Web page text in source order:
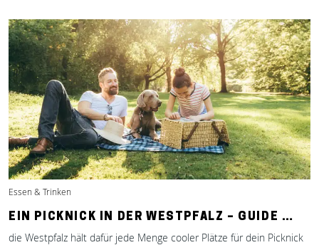
Essen & Trinken
EIN PICKNICK IN DER WESTPFALZ – GUIDE …
die Westpfalz hält dafür jede Menge cooler Plätze für dein Picknick